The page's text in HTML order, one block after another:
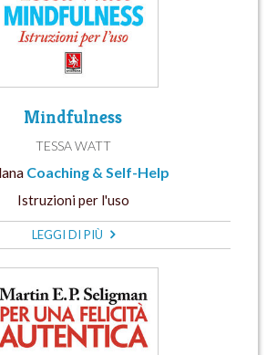
Mindfulness
TESSA WATT
Coaching & Self-Help
Istruzioni per l'uso
LEGGI DI PIÙ